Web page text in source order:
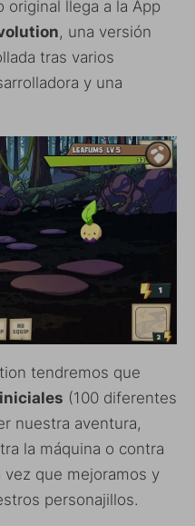
original llega a la App
, una versión
tras varios
y una
tendremos que
(100 diferentes
nuestra aventura,
la máquina o contra
que mejoramos y
personajillos.